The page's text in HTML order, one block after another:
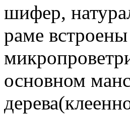
шифер,
раме
основном